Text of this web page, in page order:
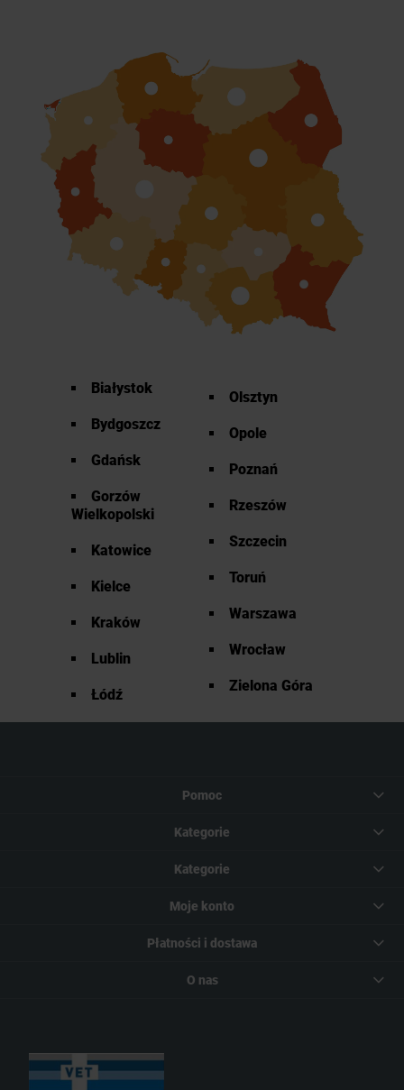
Białystok
Bydgoszcz
Gdańsk
Gorzów
Wielkopolski
Katowice
Kielce
Kraków
Lublin
Łódź
Olsztyn
Opole
Poznań
Rzeszów
Szczecin
Toruń
Warszawa
Wrocław
Zielona Góra
Pomoc
Kategorie
Kategorie
Moje konto
Płatności i dostawa
O nas